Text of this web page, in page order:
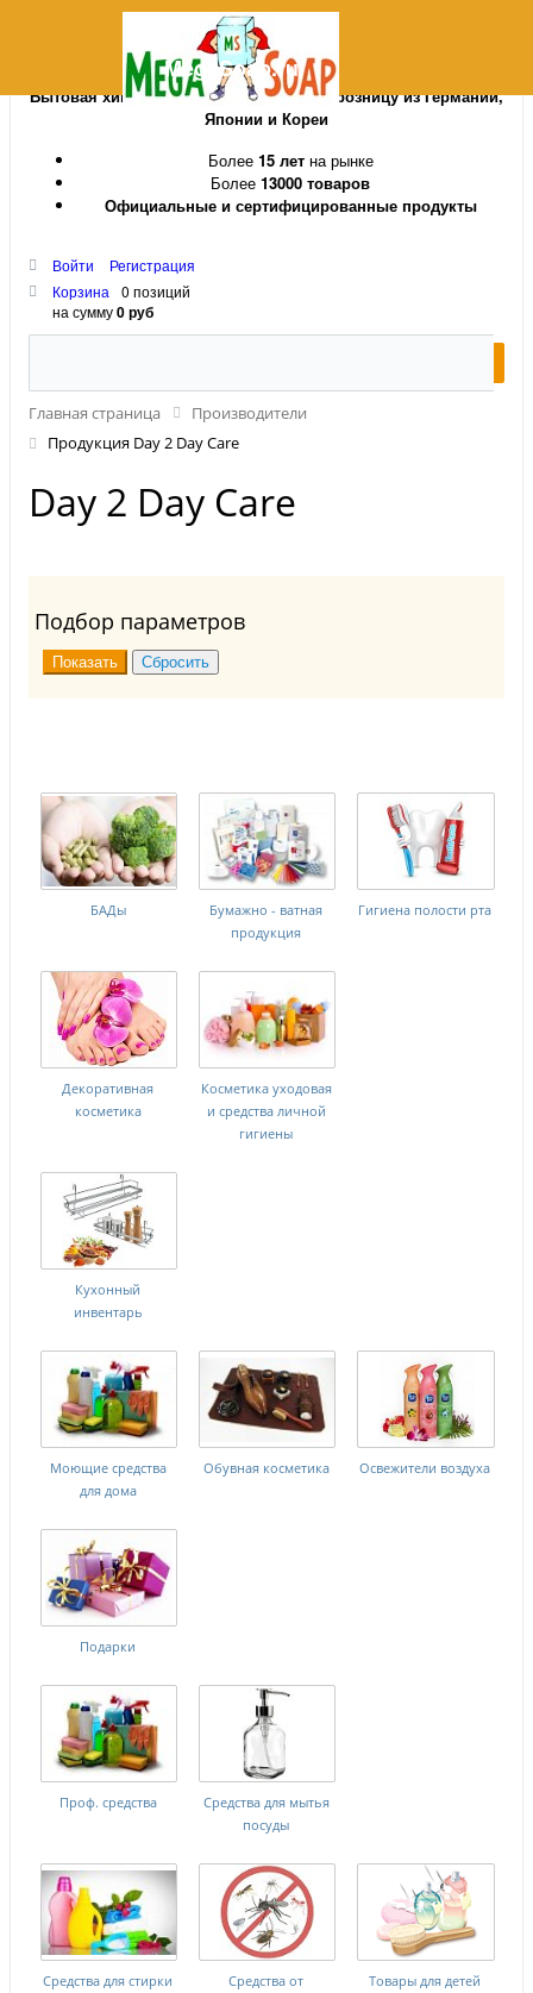
MegaSoap.ru
Бытовая химия и косметика оптом и в розницу из Германии,
Японии и Кореи
Более 15 летна рынке
Более 13000 товаров
Официальные и сертифицированные продукты
Войти
Регистрация
Корзина
0 позиций
на сумму0 руб
Главная страница
Производители
Продукция Day 2 Day Care
Day 2 Day Care
Подбор параметров
БАДы
Бумажно - ватная
продукция
Гигиена полости рта
Декоративная
косметика
Косметика уходовая
и средства личной
гигиены
Кухонный
инвентарь
Моющие средства
для дома
Обувная косметика Освежители воздуха
Подарки
Проф. средства
Средства для мытья
посуды
Средства для стирки
Средства от
Товары для детей